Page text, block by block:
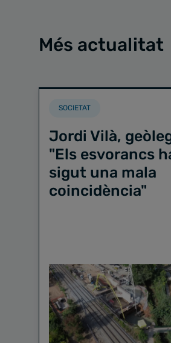
Més actualitat
SOCIETAT
Jordi Vilà,
"Els esvorancs
sigut una mala
coincidència"